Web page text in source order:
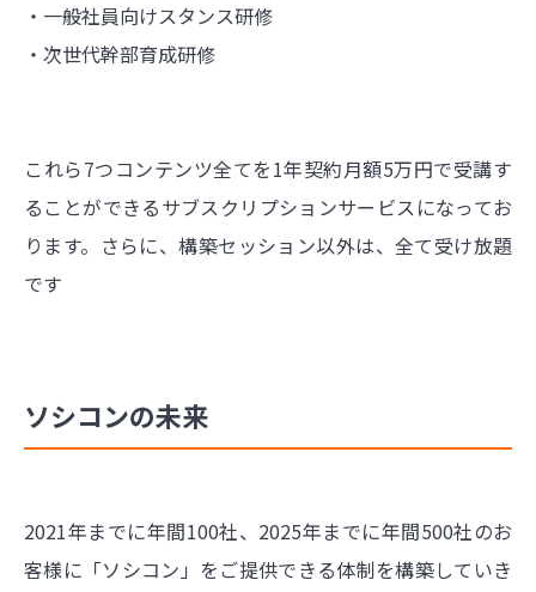
・一般社員向けスタンス研修
・次世代幹部育成研修
これら7つコンテンツ全てを1年契約月額5万円で受講す
ることができるサブスクリプションサービスになってお
ります。さらに、構築セッション以外は、全て受け放題
です
ソシコンの未来
2021年までに年間100社、2025年までに年間500社のお
客様に「ソシコン」をご提供できる体制を構築していき